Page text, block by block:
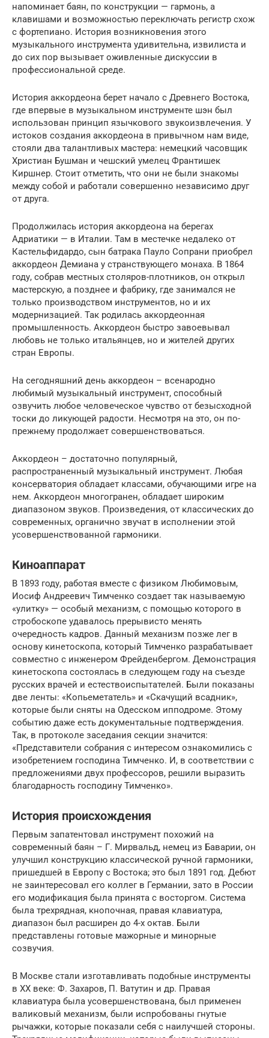
напоминает баян, по конструкции — гармонь, а
клавишами и возможностью переключать регистр схож
с фортепиано. История возникновения этого
музыкального инструмента удивительна, извилиста и
до сих пор вызывает оживленные дискуссии в
профессиональной среде.
История аккордеона берет начало с Древнего Востока,
где впервые в музыкальном инструменте шэн был
использован принцип язычкового звукоизвлечения. У
истоков создания аккордеона в привычном нам виде,
стояли два талантливых мастера: немецкий часовщик
Христиан Бушман и чешский умелец Франтишек
Киршнер. Стоит отметить, что они не были знакомы
между собой и работали совершенно независимо друг
от друга.
Продолжилась история аккордеона на берегах
Адриатики — в Италии. Там в местечке недалеко от
Кастельфидардо, сын батрака Пауло Сопрани приобрел
аккордеон Демиана у странствующего монаха. В 1864
году, собрав местных столяров-плотников, он открыл
мастерскую, а позднее и фабрику, где занимался не
только производством инструментов, но и их
модернизацией. Так родилась аккордеонная
промышленность. Аккордеон быстро завоевывал
любовь не только итальянцев, но и жителей других
стран Европы.
На сегодняшний день аккордеон – всенародно
любимый музыкальный инструмент, способный
озвучить любое человеческое чувство от безысходной
тоски до ликующей радости. Несмотря на это, он по-
прежнему продолжает совершенствоваться.
Аккордеон – достаточно популярный,
распространенный музыкальный инструмент. Любая
консерватория обладает классами, обучающими игре на
нем. Аккордеон многогранен, обладает широким
диапазоном звуков. Произведения, от классических до
современных, органично звучат в исполнении этой
усовершенствованной гармоники.
Киноаппарат
В 1893 году, работая вместе с физиком Любимовым,
Иосиф Андреевич Тимченко создает так называемую
«улитку» — особый механизм, с помощью которого в
стробоскопе удавалось прерывисто менять
очередность кадров. Данный механизм позже лег в
основу кинетоскопа, который Тимченко разрабатывает
совместно с инженером Фрейденбергом. Демонстрация
кинетоскопа состоялась в следующем году на съезде
русских врачей и естествоиспытателей. Были показаны
две ленты: «Копьеметатель» и «Скачущий всадник»,
которые были сняты на Одесском ипподроме. Этому
событию даже есть документальные подтверждения.
Так, в протоколе заседания секции значится:
«Представители собрания с интересом ознакомились с
изобретением господина Тимченко. И, в соответствии с
предложениями двух профессоров, решили выразить
благодарность господину Тимченко».
История происхождения
Первым запатентовал инструмент похожий на
современный баян – Г. Мирвальд, немец из Баварии, он
улучшил конструкцию классической ручной гармоники,
пришедшей в Европу с Востока; это был 1891 год. Дебют
не заинтересовал его коллег в Германии, зато в России
его модификация была принята с восторгом. Система
была трехрядная, кнопочная, правая клавиатура,
диапазон был расширен до 4-х октав. Были
представлены готовые мажорные и минорные
созвучия.
В Москве стали изготавливать подобные инструменты
в XX веке: Ф. Захаров, П. Ватутин и др. Правая
клавиатура была усовершенствована, был применен
валиковый механизм, были испробованы гнутые
рычажки, которые показали себя с наилучшей стороны.